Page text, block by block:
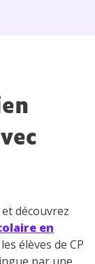
découvrez
en
élèves de CP